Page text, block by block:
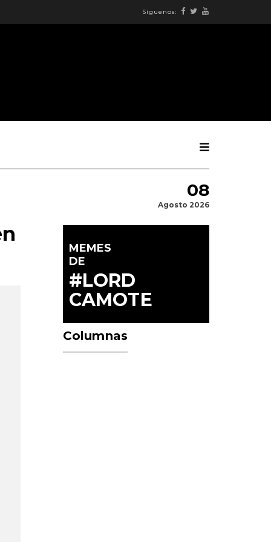
Síguenos:
08
Agosto 2026
MEMES
DE
#LORD
CAMOTE
Columnas